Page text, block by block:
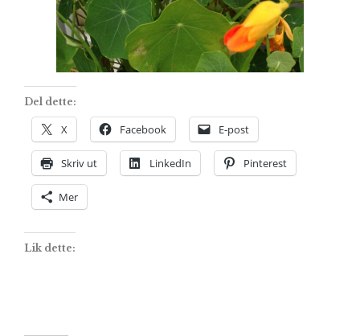
Del dette:
X Facebook E-post
Skriv ut LinkedIn Pinterest
Mer
Lik dette: